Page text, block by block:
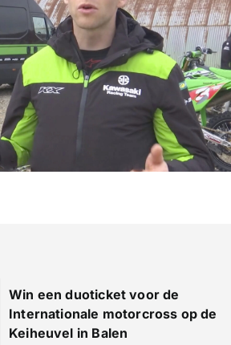
Win een duoticket voor de
Internationale motorcross op de
Keiheuvel in Balen